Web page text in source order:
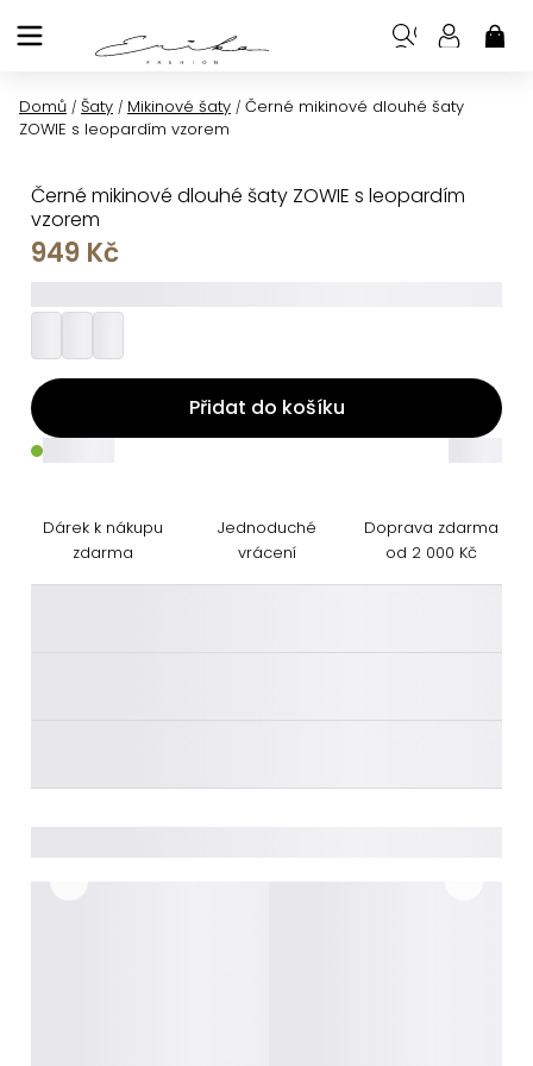
na
Domů / Šaty / Mikinové šaty / Černé mikinové dlouhé šaty
ZOWIE s leopardím vzorem
Černé mikinové dlouhé šaty ZOWIE s leopardím
vzorem
949 Kč
Přidat do košíku
Dárek k nákupu
zdarma
Jednoduché
vrácení
Doprava zdarma
od 2 000 Kč